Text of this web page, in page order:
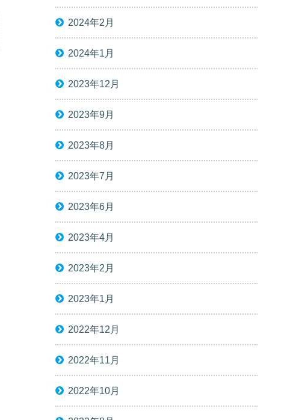
2024年2月
2024年1月
2023年12月
2023年9月
2023年8月
2023年7月
2023年6月
2023年4月
2023年2月
2023年1月
2022年12月
2022年11月
2022年10月